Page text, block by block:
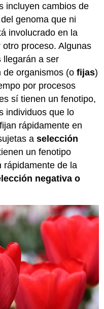
incluyen cambios de
genoma que ni
involucrado en la
proceso. Algunas
llegarán a ser
de organismos (ofijas)
por procesos
sí tienen un fenotipo,
individuos que lo
rápidamente en
aselección
un fenotipo
rápidamente de la
negativa o